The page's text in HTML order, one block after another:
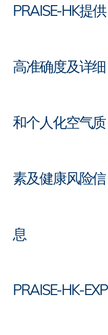
PRAISE-HK提供
高准确度及详细
和个人化空气质
素及健康风险信
息
PRAISE-HK-EXP